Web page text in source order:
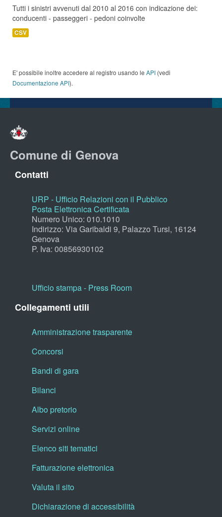
Tutti i sinistri avvenuti dal 2010 al 2016 con indicazione dei:
conducenti - passeggeri - pedoni coinvolte
CSV
E' possibile inoltre accedere al registro usando le API (vedi
Documentazione API).
Comune di Genova
Contatti
URP - Ufficio Relazioni con il Pubblico
Posta Elettronica Certificata
Numero Unico: 010.1010
Indirizzo: Via Garibaldi 9, Palazzo Tursi, 16124
Genova
P. Iva: 00856930102
Ufficio stampa - Press Room
Collegamenti utili
Amministrazione trasparente
Concorsi
Bandi di gara
Bilanci
Albo pretorio
Servizi online
Elenco siti tematici
Fatturazione elettronica
Valuta il sito
Dichiarazione di accessibilità